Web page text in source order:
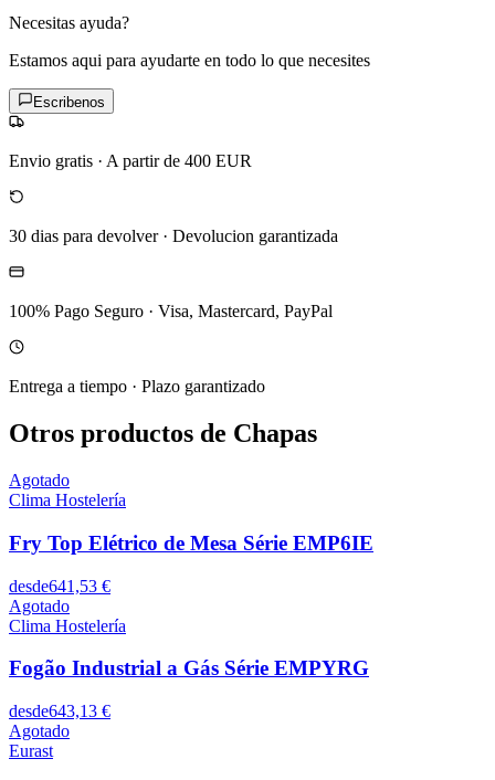
Necesitas ayuda?
Estamos aqui para ayudarte en todo lo que necesites
Escribenos
Envio gratis · A partir de 400 EUR
30 dias para devolver· Devolucion garantizada
100% Pago Seguro · Visa, Mastercard, PayPal
Entrega a tiempo · Plazo garantizado
Otros productos de Chapas
Agotado
Clima Hostelería
Fry Top Elétrico de Mesa Série EMP6IE
desde641,53 €
Agotado
Clima Hostelería
Fogão Industrial a Gás Série EMPYRG
desde643,13 €
Agotado
Eurast